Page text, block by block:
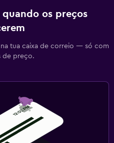
quando os preços
tua caixa de correio — só com
de preço.